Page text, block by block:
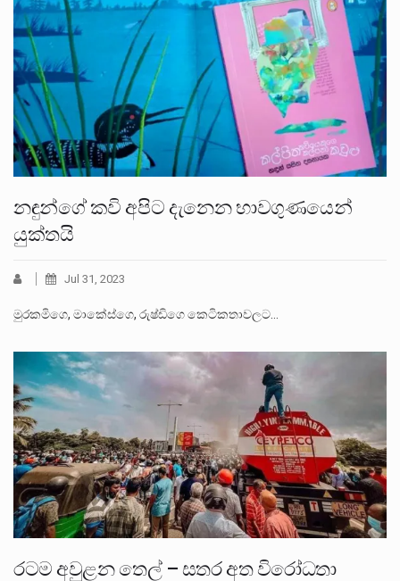
නඳුන්ගේ කවි අපිට දැනෙන භාවගුණයෙන්
යුක්තයි
Jul 31, 2023
මුරකමිගෙ, මාකේස්ගෙ, රුෂ්ඩිගෙ කෙටිකතාවලට…
රටම අවුළන තෙල් – සතර අත විරෝධතා